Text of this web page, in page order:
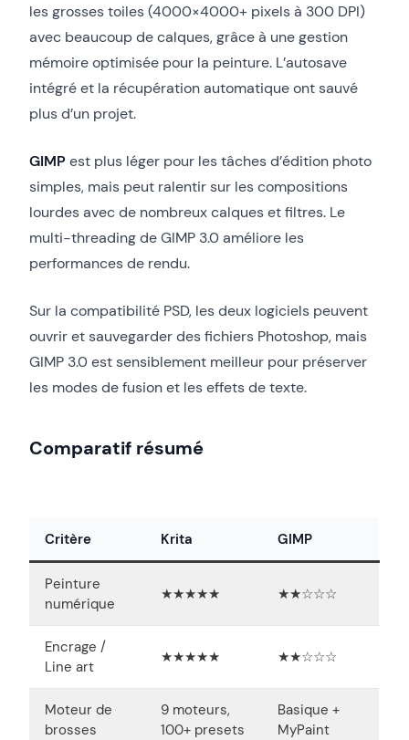
les grosses toiles (4000×4000+ pixels à 300 DPI)
avec beaucoup de calques, grâce à une gestion
mémoire optimisée pour la peinture. L’autosave
intégré et la récupération automatique ont sauvé
plus d’un projet.
GIMPest plus léger pour les tâches d’édition photo
simples, mais peut ralentir sur les compositions
lourdes avec de nombreux calques et filtres. Le
multi-threading de GIMP 3.0 améliore les
performances de rendu.
Sur la compatibilité PSD, les deux logiciels peuvent
ouvrir et sauvegarder des fichiers Photoshop, mais
GIMP 3.0 est sensiblement meilleur pour préserver
les modes de fusion et les effets de texte.
Comparatif résumé
Critère Krita GIMP
Peinture
numérique
★★★★★ ★★☆☆☆
Encrage /
Line art
★★★★★ ★★☆☆☆
Moteur de
brosses
9 moteurs,
100+ presets
Basique +
MyPaint